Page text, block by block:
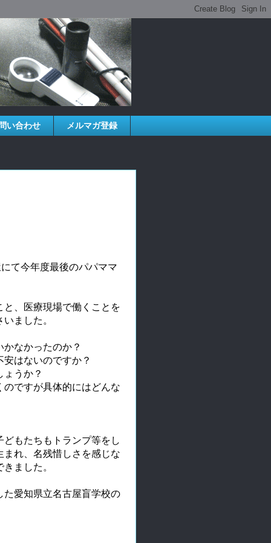
い合わせ メルマガ登録
て今年度最後のパパママ
、医療現場で働くことを
ました。
なかったのか？
はないのですか？
うか？
ですが具体的にはどんな
もたちもトランプ等をし
れ、名残惜しさを感じな
ました。
愛知県立名古屋盲学校の